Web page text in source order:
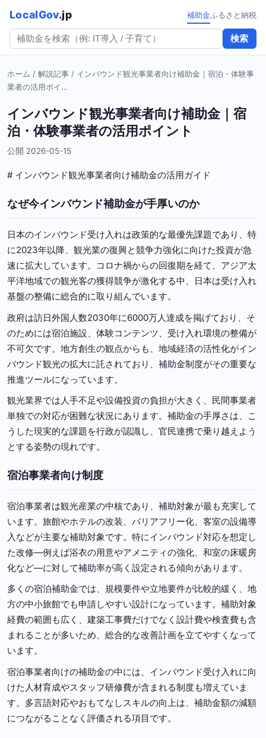
LocalGov.jp
検索
補助金ふるさと納税
ホーム / 解説記事 / インバウンド観光事業者向け補助金｜宿泊・体験事
業者の活用ポイ…
インバウンド観光事業者向け補助金｜宿
泊・体験事業者の活用ポイント
公開 2026-05-15
# インバウンド観光事業者向け補助金の活用ガイド
なぜ今インバウンド補助金が手厚いのか
日本のインバウンド受け入れは政策的な最優先課題であり、特
に2023年以降、観光業の復興と競争力強化に向けた投資が急
速に拡大しています。コロナ禍からの回復期を経て、アジア太
平洋地域での観光客の獲得競争が激化する中、日本は受け入れ
基盤の整備に総合的に取り組んでいます。
政府は訪日外国人数2030年に6000万人達成を掲げており、そ
のためには宿泊施設、体験コンテンツ、受け入れ環境の整備が
不可欠です。地方創生の観点からも、地域経済の活性化がイン
バウンド観光の拡大に託されており、補助金制度がその重要な
推進ツールになっています。
観光業界では人手不足や設備投資の負担が大きく、民間事業者
単独での対応が困難な状況にあります。補助金の手厚さは、こ
うした現実的な課題を行政が認識し、官民連携で乗り越えよう
とする姿勢の現れです。
宿泊事業者向け制度
宿泊事業者は観光産業の中核であり、補助対象が最も充実して
います。旅館やホテルの改装、バリアフリー化、客室の設備導
入などが主要な補助対象です。特にインバウンド対応を想定し
た改修—例えば浴衣の用意やアメニティの強化、和室の床暖房
化など—に対して補助率が高く設定される傾向があります。
多くの宿泊補助金では、規模要件や立地要件が比較的緩く、地
方の中小旅館でも申請しやすい設計になっています。補助対象
経費の範囲も広く、建築工事費だけでなく設計費や検査費も含
まれることが多いため、総合的な改善計画を立てやすくなって
います。
宿泊事業者向けの補助金の中には、インバウンド受け入れに向
けた人材育成やスタッフ研修費が含まれる制度も増えていま
す。多言語対応やおもてなしスキルの向上は、補助金額の減額
につながることなく評価される項目です。